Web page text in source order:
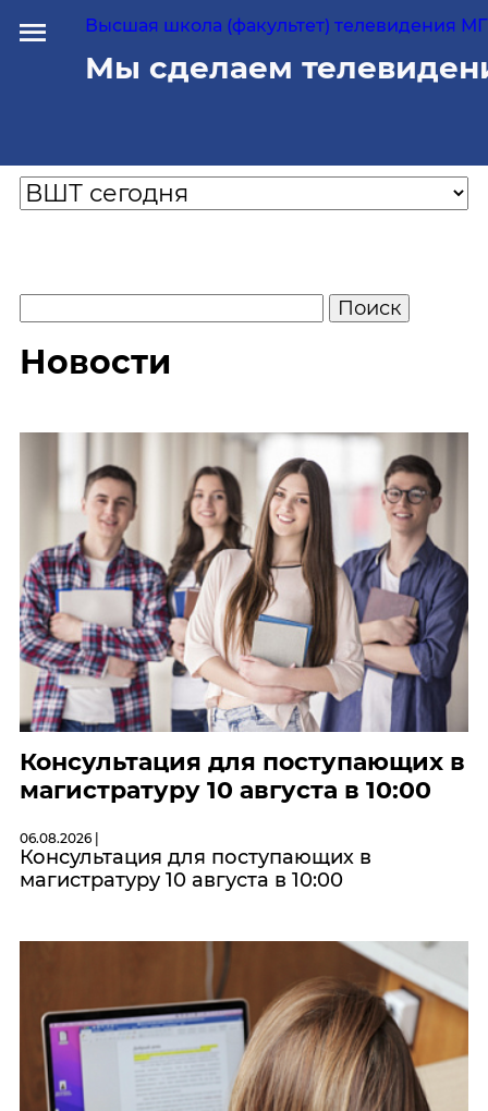
Высшая школа (факультет) телевидения
Мы сделаем
Новости
Консультация для поступающих в
магистратуру 10 августа в 10:00
06.08.2026 |
Консультация для поступающих в
магистратуру 10 августа в 10:00